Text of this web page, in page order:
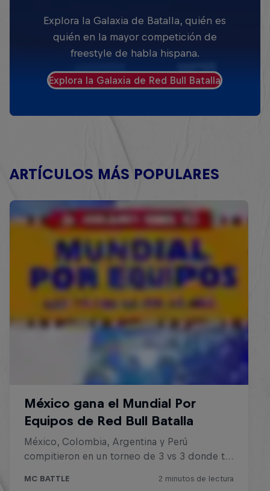
Explora la Galaxia de Batalla, quién es
quién en la mayor competición de
freestyle de habla hispana.
Explora la Galaxia de Red Bull Batalla
ARTÍCULOS MÁS POPULARES